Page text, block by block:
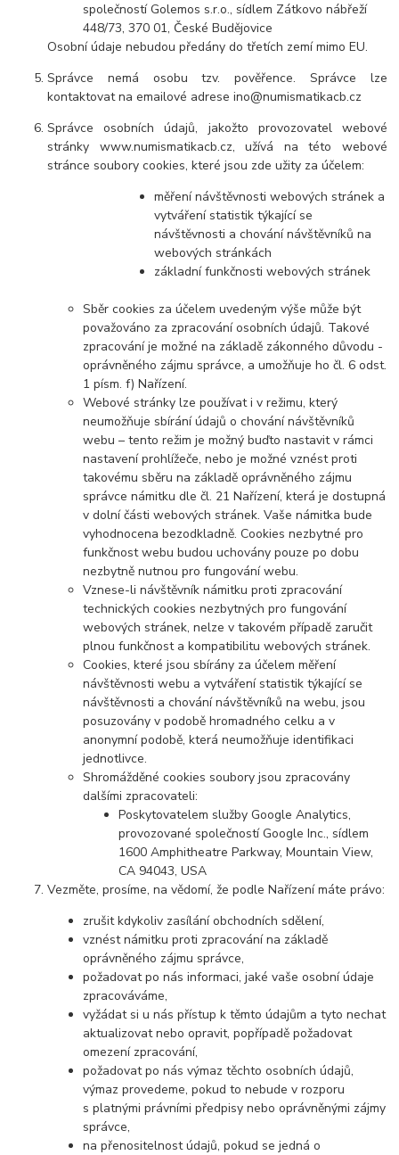
společností Golemos s.r.o., sídlem Zátkovo nábřeží
448/73, 370 01, České Budějovice
Osobní údaje nebudou předány do třetích zemí mimo EU.
Správce nemá osobu tzv. pověřence. Správce lze
kontaktovat na emailové adrese ino@numismatikacb.cz
Správce osobních údajů, jakožto provozovatel webové
stránky www.numismatikacb.cz, užívá na této webové
stránce soubory cookies, které jsou zde užity za účelem:
měření návštěvnosti webových stránek a
vytváření statistik týkající se
návštěvnosti a chování návštěvníků na
webových stránkách
základní funkčnosti webových stránek
Sběr cookies za účelem uvedeným výše může být
považováno za zpracování osobních údajů. Takové
zpracování je možné na základě zákonného důvodu -
oprávněného zájmu správce, a umožňuje ho čl. 6 odst.
1 písm. f) Nařízení.
Webové stránky lze používat i v režimu, který
neumožňuje sbírání údajů o chování návštěvníků
webu – tento režim je možný buďto nastavit v rámci
nastavení prohlížeče, nebo je možné vznést proti
takovému sběru na základě oprávněného zájmu
správce námitku dle čl. 21 Nařízení, která je dostupná
v dolní části webových stránek. Vaše námitka bude
vyhodnocena bezodkladně. Cookies nezbytné pro
funkčnost webu budou uchovány pouze po dobu
nezbytně nutnou pro fungování webu.
Vznese-li návštěvník námitku proti zpracování
technických cookies nezbytných pro fungování
webových stránek, nelze v takovém případě zaručit
plnou funkčnost a kompatibilitu webových stránek.
Cookies, které jsou sbírány za účelem měření
návštěvnosti webu a vytváření statistik týkající se
návštěvnosti a chování návštěvníků na webu, jsou
posuzovány v podobě hromadného celku a v
anonymní podobě, která neumožňuje identifikaci
jednotlivce.
Shromážděné cookies soubory jsou zpracovány
dalšími zpracovateli:
Poskytovatelem služby Google Analytics,
provozované společností Google Inc., sídlem
1600 Amphitheatre Parkway, Mountain View,
CA 94043, USA
Vezměte, prosíme, na vědomí, že podle Nařízení máte právo:
zrušit kdykoliv zasílání obchodních sdělení,
vznést námitku proti zpracování na základě
oprávněného zájmu správce,
požadovat po nás informaci, jaké vaše osobní údaje
zpracováváme,
vyžádat si u nás přístup k těmto údajům a tyto nechat
aktualizovat nebo opravit, popřípadě požadovat
omezení zpracování,
požadovat po nás výmaz těchto osobních údajů,
výmaz provedeme, pokud to nebude v rozporu
s platnými právními předpisy nebo oprávněnými zájmy
správce,
na přenositelnost údajů, pokud se jedná o